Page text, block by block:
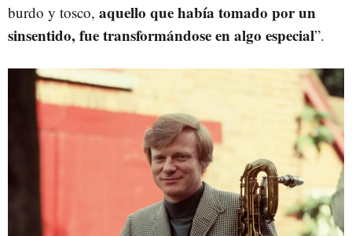
burdo y tosco, aquello que había tomado por un
sinsentido, fue transformándose en algo especial”.